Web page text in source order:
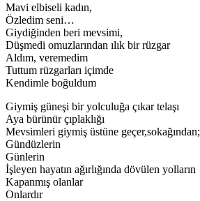
Mavi elbiseli kadın,
Özledim seni…
Giydiğinden beri mevsimi,
Düşmedi omuzlarından ılık bir rüzgar
Aldım, veremedim
Tuttum rüzgarları içimde
Kendimle boğuldum
Giymiş güneşi bir yolculuğa çıkar telaşı
Aya bürünür çıplaklığı
Mevsimleri giymiş üstüne geçer,sokağından;
Gündüzlerin
Günlerin
İşleyen hayatın ağırlığında dövülen yolların
Kapanmış olanlar
Onlardır